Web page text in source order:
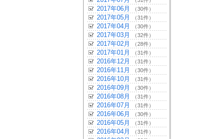
2017年06月 （30件）
2017年05月 （31件）
2017年04月 （30件）
2017年03月 （32件）
2017年02月 （28件）
2017年01月 （31件）
2016年12月 （31件）
2016年11月 （30件）
2016年10月 （31件）
2016年09月 （30件）
2016年08月 （31件）
2016年07月 （31件）
2016年06月 （30件）
2016年05月 （31件）
2016年04月 （31件）